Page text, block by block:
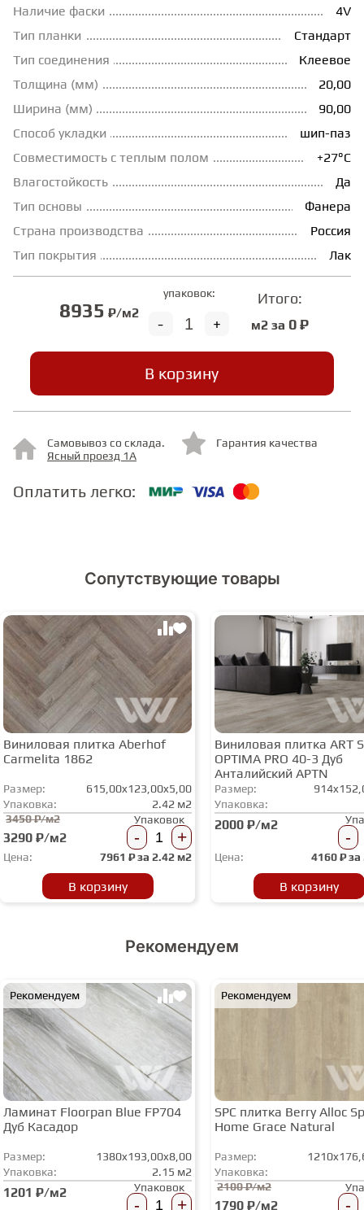
КЛЕЙ
НАЛИВНОЙ ПОЛ
ТЕРМОПАРКЕТ
ЭКОМАССИВ
ИСКУССТВЕННАЯ ТРАВА
ФАНЕРА
МИНЕРАЛЬНО-КАМЕННЫЙ
ЛАМИНАТ MSPC
ЛАМИНАТ SWF
Наличие фаски
4V
Тип планки
Стандарт
Тип соединения
Клеевое
Толщина (мм)
20,00
Ширина (мм)
90,00
Способ укладки
шип-паз
Совместимость с теплым полом
+27°С
Влагостойкость
Да
Тип основы
Фанера
Страна производства
Россия
Тип покрытия
Лак
8935 ₽/м2
упаковок:
+
-
Итого:
м2 за 0 ₽
В корзину
Самовывоз со склада.
Ясный проезд 1А
Гарантия качества
Оплатить легко:
Сопутствующие товары
Виниловая плитка Aberhof
Carmelita 1862
Размер:
615,00x123,00x5,00
Упаковка:
2.42 м2
3450 ₽/м2
3290 ₽/м2
Упаковок
- +
Цена: 7961 ₽ за 2.42 м2
В корзину
Виниловая плитка ART
OPTIMA PRO 40-3 Дуб
Анталийский APTN
Размер:
Упаковка:
2000 ₽/м2
-
Цена: 4160₽ за
В корзину
Рекомендуем
Рекомендуем
Ламинат Floorpan Blue FP704
Дуб Касадор
Размер:
1380x193,00x8,00
Упаковка:
2.15 м2
1201 ₽/м2 Упаковок
- +
Рекомендуем
SPC плитка Berry Alloc
Home Grace Natural
Размер:
Упаковка:
2100 ₽/м2
1790 ₽/м2 -